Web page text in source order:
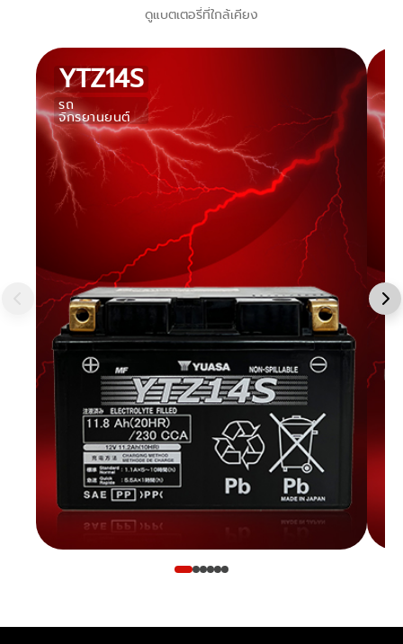
ดูแบตเตอรี่ที่ใกล้เคียง
YTZ14S
รถ
จักรยานยนต์